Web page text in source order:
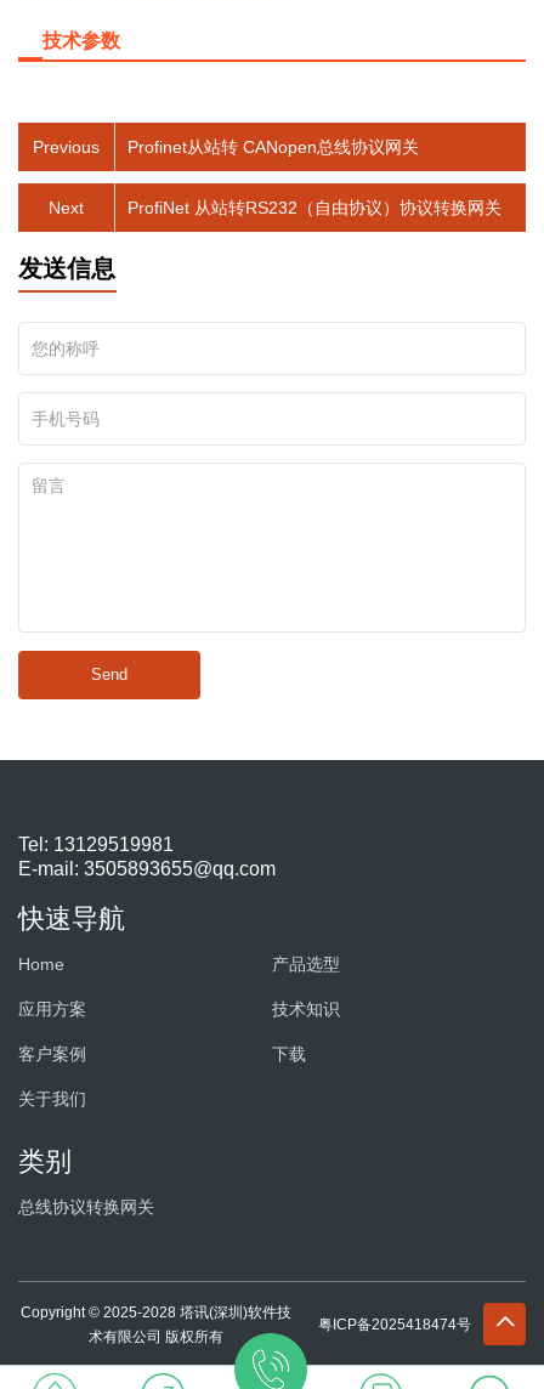
技术参数
Previous Profinet从站转 CANopen总线协议网关
ProfiNet 从站转RS232（自由协议）协议转换网关
Next
发送信息
Send
Tel: 13129519981
E-mail: 3505893655@qq.com
快速导航
Home 产品选型
应用方案 技术知识
客户案例 下载
关于我们
类别
总线协议转换网关
Copyright © 2025-2028 塔讯(深圳)软件技
术有限公司 版权所有
粤ICP备2025418474号